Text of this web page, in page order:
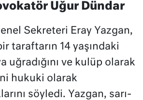
Uğur Dündar
Sekreteri Eray Yazgan,
taraftarın 14 yaşındaki
uğradığını ve kulüp olarak
hukuki olarak
söyledi. Yazgan, sarı-